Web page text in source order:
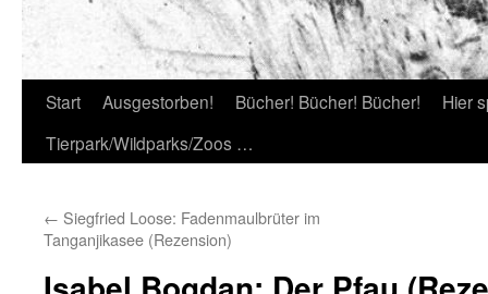
Start Ausgestorben! Bücher! Bücher! Bücher!
Hier
Tierpark/Wildparks/Zoos …
← Siegfried Loose: Fadenmaulbrüter im
Tanganjikasee (Rezension)